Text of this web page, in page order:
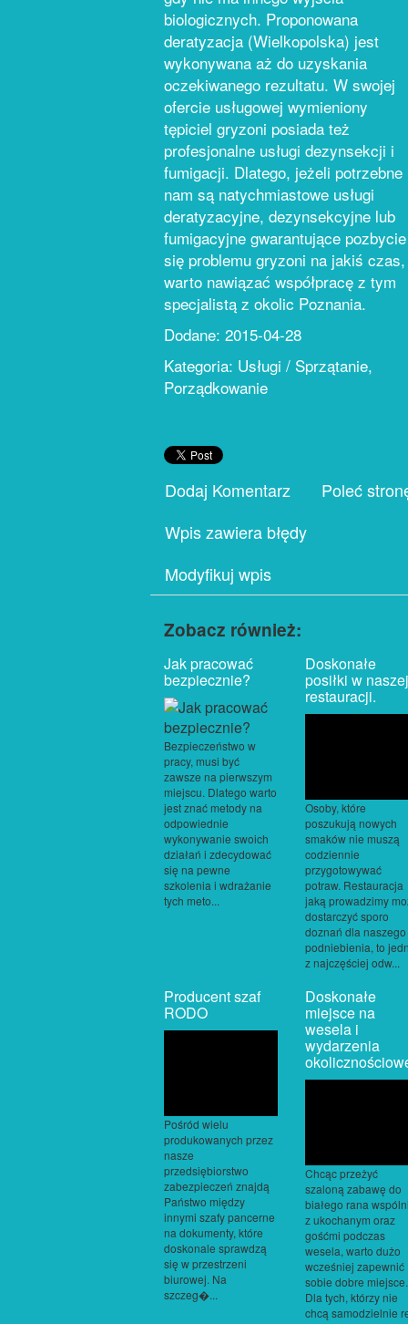
biologicznych. Proponowana
deratyzacja (Wielkopolska) jest
wykonywana aż do uzyskania
oczekiwanego rezultatu. W swojej
ofercie usługowej wymieniony
tępiciel gryzoni posiada też
profesjonalne usługi dezynsekcji i
fumigacji. Dlatego, jeżeli potrzebne
nam są natychmiastowe usługi
deratyzacyjne, dezynsekcyjne lub
fumigacyjne gwarantujące pozbycie
się problemu gryzoni na jakiś czas,
warto nawiązać współpracę z tym
specjalistą z okolic Poznania.
Dodane: 2015-04-28
Kategoria: Usługi / Sprzątanie,
Porządkowanie
Dodaj Komentarz
Poleć
Wpis zawiera błędy
Modyfikuj wpis
Zobacz również:
Jak pracować
bezpiecznie?
Bezpieczeństwo w
pracy, musi być
zawsze na pierwszym
miejscu. Dlatego warto
jest znać metody na
odpowiednie
wykonywanie swoich
działań i zdecydować
się na pewne
szkolenia i wdrażanie
tych meto...
Doskonałe
posiłki w naszej
restauracji.
Osoby, które
poszukują nowych
smaków nie muszą
codziennie
przygotowywać
potraw. Restauracja
jaką prowadzimy
dostarczyć sporo
doznań dla naszego
podniebienia, to
z najczęściej odw...
Producent szaf
RODO
Pośród wielu
produkowanych przez
nasze
przedsiębiorstwo
zabezpieczeń znajdą
Państwo między
innymi szafy pancerne
na dokumenty, które
doskonale sprawdzą
się w przestrzeni
biurowej. Na
szczeg�...
Doskonałe
miejsce na
wesela i
wydarzenia
Chcąc przeżyć
szaloną zabawę do
białego rana
z ukochanym oraz
gośćmi podczas
wesela, warto dużo
wcześniej zapewnić
sobie dobre miejsce.
Dla tych, którzy nie
chcą samodzielnie